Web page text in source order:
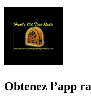
Obtenez l’app